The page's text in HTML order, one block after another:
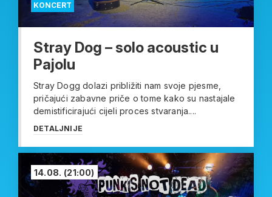
KONCERT
Stray Dog – solo acoustic u
Pajolu
Stray Dogg dolazi približiti nam svoje pjesme,
pričajući zabavne priče o tome kako su nastajale
demistificirajući cijeli proces stvaranja....
DETALJNIJE
14.08. (21:00)